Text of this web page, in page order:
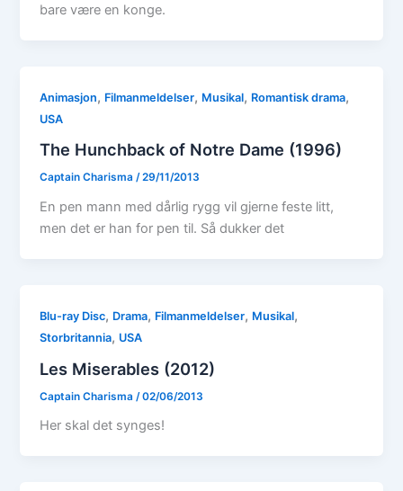
bare være en konge.
Animasjon, Filmanmeldelser, Musikal, Romantisk drama,
USA
The Hunchback of Notre Dame (1996)
Captain Charisma/29/11/2013
En pen mann med dårlig rygg vil gjerne feste litt,
men det er han for pen til. Så dukker det
Blu-ray Disc, Drama, Filmanmeldelser, Musikal,
Storbritannia, USA
Les Miserables (2012)
Captain Charisma /02/06/2013
Her skal det synges!